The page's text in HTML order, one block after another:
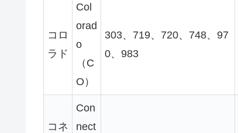
コロ
ラド
Col
orad
o
（C
O）
303、719、720、748、97
0、983
コネ
Con
nect